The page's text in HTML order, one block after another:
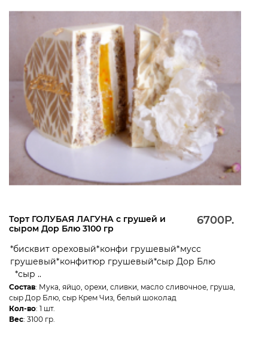
Торт ГОЛУБАЯ ЛАГУНА с грушей и
сыром Дор Блю 3100 гр
6700Р.
*бисквит ореховый*конфи грушевый*мусс
грушевый*конфитюр грушевый*сыр Дор Блю
*сыр ..
Состав: Мука, яйцо, орехи, сливки, масло сливочное, груша,
сыр Дор Блю, сыр Крем Чиз, белый шоколад
Кол-во: 1 шт.
Вес: 3100 гр.